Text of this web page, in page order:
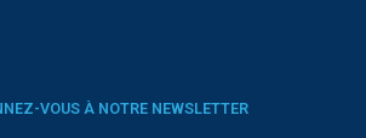
VOUS À NOTRE NEWSLETTER